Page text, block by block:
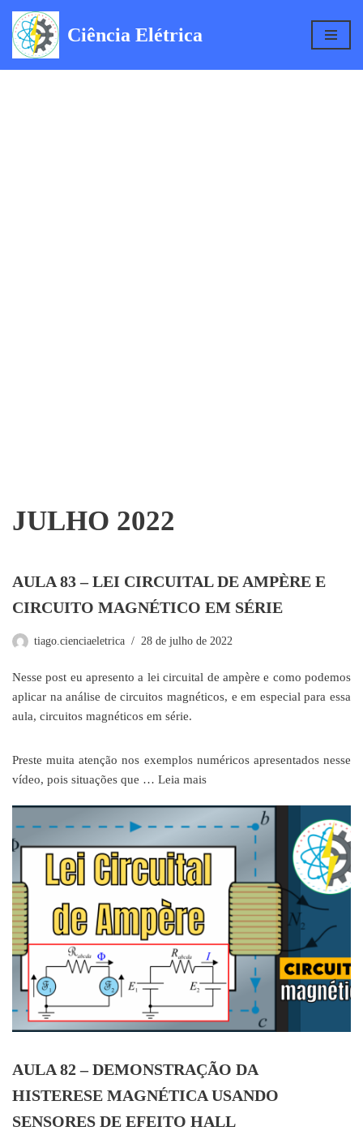
Pular
Ciência Elétrica
JULHO 2022
AULA 83 – LEI CIRCUITAL DE AMPÈRE E
CIRCUITO MAGNÉTICO EM SÉRIE
tiago.cienciaeletrica 28 de julho de 2022
Nesse post eu apresento a lei circuital de ampère e como podemos
aplicar na análise de circuitos magnéticos, e em especial para essa
aula, circuitos magnéticos em série.
Preste muita atenção nos exemplos numéricos apresentados nesse
vídeo, pois situações que … Leia mais
AULA 82 – DEMONSTRAÇÃO DA
HISTERESE MAGNÉTICA USANDO
SENSORES DE EFEITO HALL